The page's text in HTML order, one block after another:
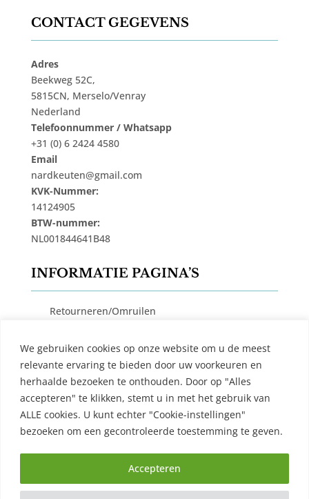
We gebruiken cookies op onze website om u de meest
relevante ervaring te bieden door uw voorkeuren en
herhaalde bezoeken te onthouden. Door op "Alles
accepteren" te klikken, stemt u in met het gebruik van
ALLE cookies. U kunt echter "Cookie-instellingen"
bezoeken om een ​​gecontroleerde toestemming te geven.
Accepteren
CONTACT GEGEVENS
Adres
Beekweg 52C,
5815CN, Merselo/Venray
Nederland
Telefoonnummer / Whatsapp
+31 (0) 6 2424 4580
Email
nardkeuten@gmail.com
KVK-Nummer:
14124905
BTW-nummer:
NL001844641B48
INFORMATIE PAGINA’S
Retourneren/Omruilen
Cookiebeleid
Algemene Voorwaarden
Contact